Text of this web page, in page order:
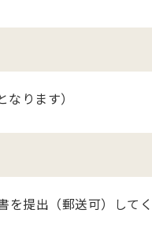
ります）
を提出（郵送可）してく